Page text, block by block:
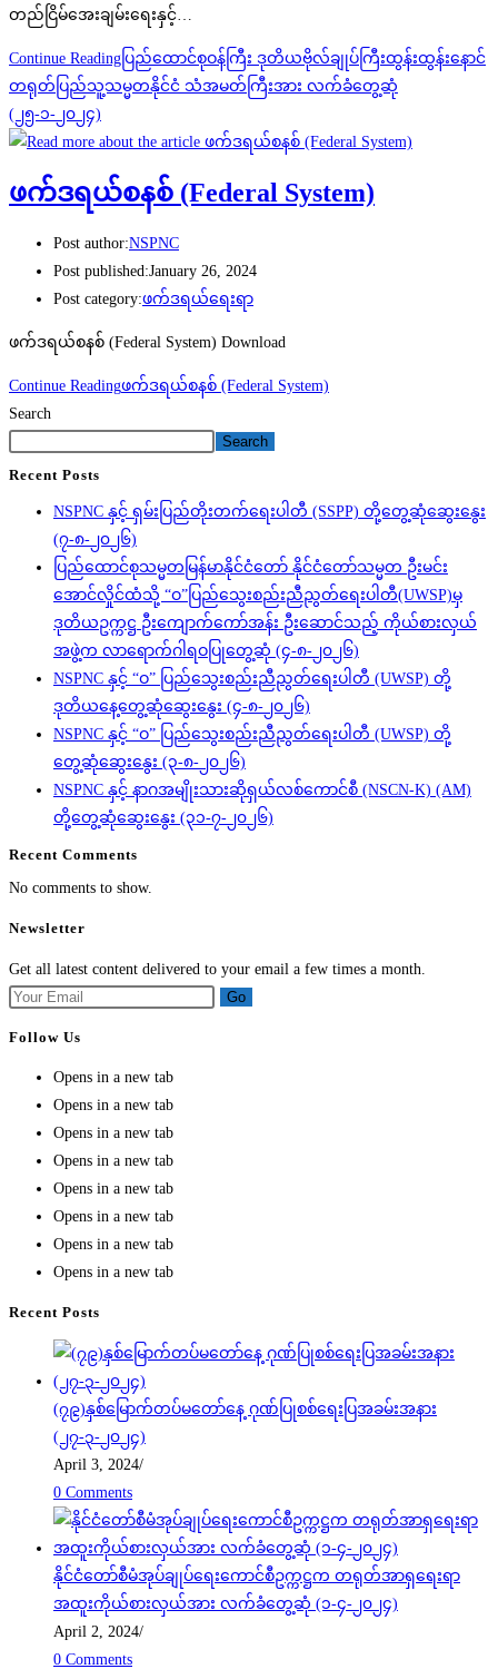
တည်ငြိမ်အေးချမ်းရေးနှင့်…
Continue Reading ပြည်ထောင်စုဝန်ကြီး ဒုတိယဗိုလ်ချုပ်ကြီးထွန်းထွန်းနောင်
တရုတ်ပြည်သူ့သမ္မတနိုင်ငံ သံအမတ်ကြီးအား လက်ခံတွေ့ဆုံ
(၂၅-၁-၂၀၂၄)
ဖက်ဒရယ်စနစ် (Federal System)
Post author:NSPNC
Post published:January 26, 2024
Post category:ဖက်ဒရယ်ရေးရာ
ဖက်ဒရယ်စနစ် (Federal System) Download
Continue Readingဖက်ဒရယ်စနစ် (Federal System)
Search
Search
Recent Posts
NSPNC နှင့် ရှမ်းပြည်တိုးတက်ရေးပါတီ (SSPP) တို့တွေ့ဆုံဆွေးနွေး
(၇-၈-၂၀၂၆)
ပြည်ထောင်စုသမ္မတမြန်မာနိုင်ငံတော် နိုင်ငံတော်သမ္မတ ဦးမင်း
အောင်လှိုင်ထံသို့ “ဝ”ပြည်သွေးစည်းညီညွတ်ရေးပါတီ(UWSP)မှ
ဒုတိယဥက္ကဋ္ဌ ဦးကျောက်ကော်အန်း ဦးဆောင်သည့် ကိုယ်စားလှယ်
အဖွဲ့က လာရောက်ဂါရဝပြုတွေ့ဆုံ (၄-၈-၂၀၂၆)
NSPNC နှင့် “ဝ” ပြည်သွေးစည်းညီညွတ်ရေးပါတီ (UWSP) တို့
ဒုတိယနေ့တွေ့ဆုံဆွေးနွေး (၄-၈-၂၀၂၆)
NSPNC နှင့် “ဝ” ပြည်သွေးစည်းညီညွတ်ရေးပါတီ (UWSP) တို့
တွေ့ဆုံဆွေးနွေး (၃-၈-၂၀၂၆)
NSPNC နှင့် နာဂအမျိုးသားဆိုရှယ်လစ်ကောင်စီ (NSCN-K) (AM)
တို့တွေ့ဆုံဆွေးနွေး (၃၁-၇-၂၀၂၆)
Recent Comments
No comments to show.
Newsletter
Get all latest content delivered to your email a few times a month.
Go
Follow Us
Opens in a new tab
Opens in a new tab
Opens in a new tab
Opens in a new tab
Opens in a new tab
Opens in a new tab
Opens in a new tab
Opens in a new tab
Recent Posts
(၇၉)နှစ်မြောက်တပ်မတော်နေ့ ဂုဏ်ပြုစစ်ရေးပြအခမ်းအနား
(၂၇-၃-၂၀၂၄)
April 3, 2024/
0 Comments
နိုင်ငံတော်စီမံအုပ်ချုပ်ရေးကောင်စီဥက္ကဋ္ဌက တရုတ်အာရှရေးရာ
အထူးကိုယ်စားလှယ်အား လက်ခံတွေ့ဆုံ (၁-၄-၂၀၂၄)
April 2, 2024/
0 Comments